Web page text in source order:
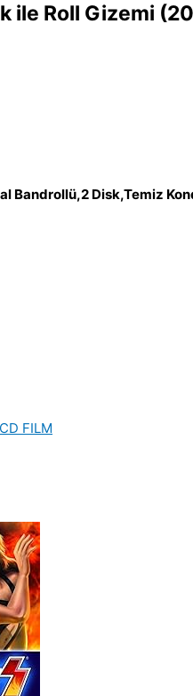
ile Roll Gizemi
Bandrollü,2 Disk,Temiz
FILM